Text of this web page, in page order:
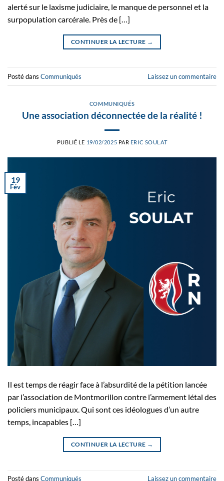
alerté sur le laxisme judiciaire, le manque de personnel et la
surpopulation carcérale. Près de […]
CONTINUER LA LECTURE →
Posté dans Communiqués Laissez un commentaire
COMMUNIQUÉS
Une association déconnectée de la réalité !
PUBLIÉ LE 19/02/2025 PAR ERIC SOULAT
19
Fév
Il est temps de réagir face à l’absurdité de la pétition lancée
par l’association de Montmorillon contre l’armement létal des
policiers municipaux. Qui sont ces idéologues d’un autre
temps, incapables […]
CONTINUER LA LECTURE →
Posté dans Communiqués Laissez un commentaire